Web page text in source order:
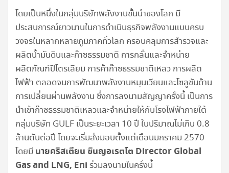
โดยเป็นหนึ่งในกลุ่มบริษัทพลังงานชั้นนำของโลก มี
ประสบการณ์ยาวนานในการดำเนินธุรกิจพลังงานแบบครบ
วงจรในหลากหลายภูมิภาคทั่วโลก ครอบคลุมการสำรวจและ
ผลิตน้ำมันดิบและก๊าซธรรมชาติ การกลั่นและจำหน่าย
ผลิตภัณฑ์ปิโตรเลียม การค้าก๊าซธรรมชาติเหลว การผลิต
ไฟฟ้า ตลอดจนการพัฒนาพลังงานหมุนเวียนและโซลูชันด้าน
การเปลี่ยนผ่านพลังงาน ซึ่งการลงนามสัญญาครั้งนี้ เป็นการ
นำเข้าก๊าซธรรมชาติเหลวและจำหน่ายให้กับโรงไฟฟ้าภายใต้
กลุ่มบริษัท GULF เป็นระยะเวลา 10 ปี ในปริมาณไม่เกิน 0.8
ล้านตันต่อปี โดยจะเริ่มส่งมอบตั้งแต่เดือนมกราคม 2570
โดยมี นายคริสเตียน ซินญอเรตโต Director Global
Gas and LNG, Eni ร่วมลงนามในครั้งนี้